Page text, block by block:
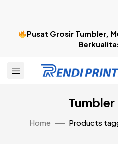
Pusat Grosir Tumbler,
Tumbler
Home Products